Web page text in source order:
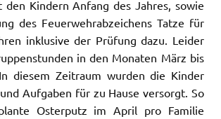
den Kindern Anfang des Jahres, sowie
des Feuerwehrabzeichens Tatze für
inklusive der Prüfung dazu. Leider
in den Monaten März bis
diesem Zeitraum wurden die Kinder
Aufgaben für zu Hause versorgt. So
Osterputz im April pro Familie